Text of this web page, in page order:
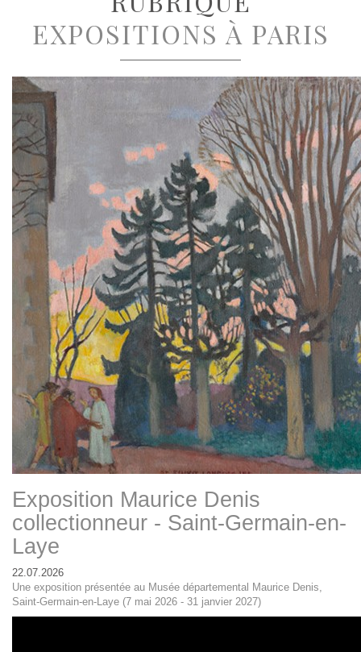
EXPOSITIONS À PARIS
Exposition Maurice Denis
collectionneur - Saint-Germain-en-
Laye
22.07.2026
Une exposition présentée au Musée départemental Maurice Denis,
Saint-Germain-en-Laye (7 mai 2026 - 31 janvier 2027)